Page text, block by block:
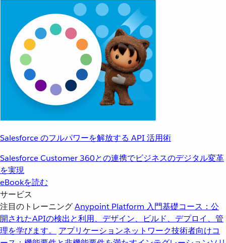
Salesforce のフルパワーを解放する API 活用術
Salesforce Customer 360との連携でビジネスのデジタル変革
を実現
eBookを読む
サービス
注目のトレーニングAnypoint Platform 入門基礎コース：公
開されたAPIの検出と利用、デザイン、ビルド、デプロイ、管
理を学びます。
アプリケーションネットワーク技術者向けコ